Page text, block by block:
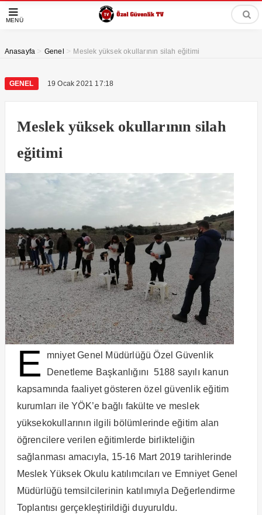
MENÜ
Anasayfa > Genel > Meslek yüksek okullarının silah eğitimi
GENEL 19 Ocak 2021 17:18
Meslek yüksek okullarının silah
eğitimi
E
mniyet Genel Müdürlüğü Özel Güvenlik
Denetleme Başkanlığını 5188 sayılı kanun
kapsamında faaliyet gösteren özel güvenlik eğitim
kurumları ile YÖK’e bağlı fakülte ve meslek
yüksekokullarının ilgili bölümlerinde eğitim alan
öğrencilere verilen eğitimlerde birlikteliğin
sağlanması amacıyla, 15-16 Mart 2019 tarihlerinde
Meslek Yüksek Okulu katılımcıları ve Emniyet Genel
Müdürlüğü temsilcilerinin katılımıyla Değerlendirme
Toplantısı gerçekleştirildiği duyuruldu.